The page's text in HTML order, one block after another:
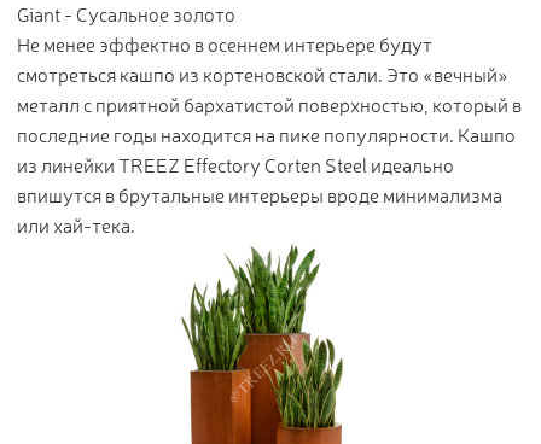
Giant - Сусальное золото
Не менее эффектно в осеннем интерьере будут
смотреться кашпо из кортеновской стали. Это «вечный»
металл с приятной бархатистой поверхностью, который в
последние годы находится на пике популярности. Кашпо
из линейки TREEZ Effectory Corten Steel идеально
впишутся в брутальные интерьеры вроде минимализма
или хай-тека.